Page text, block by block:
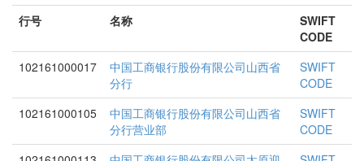
行号 名称
SWIFT
CODE
102161000017
中国工商银行股份有限公司山西省
分行
SWIFT
CODE
102161000105
中国工商银行股份有限公司山西省
分行营业部
SWIFT
CODE